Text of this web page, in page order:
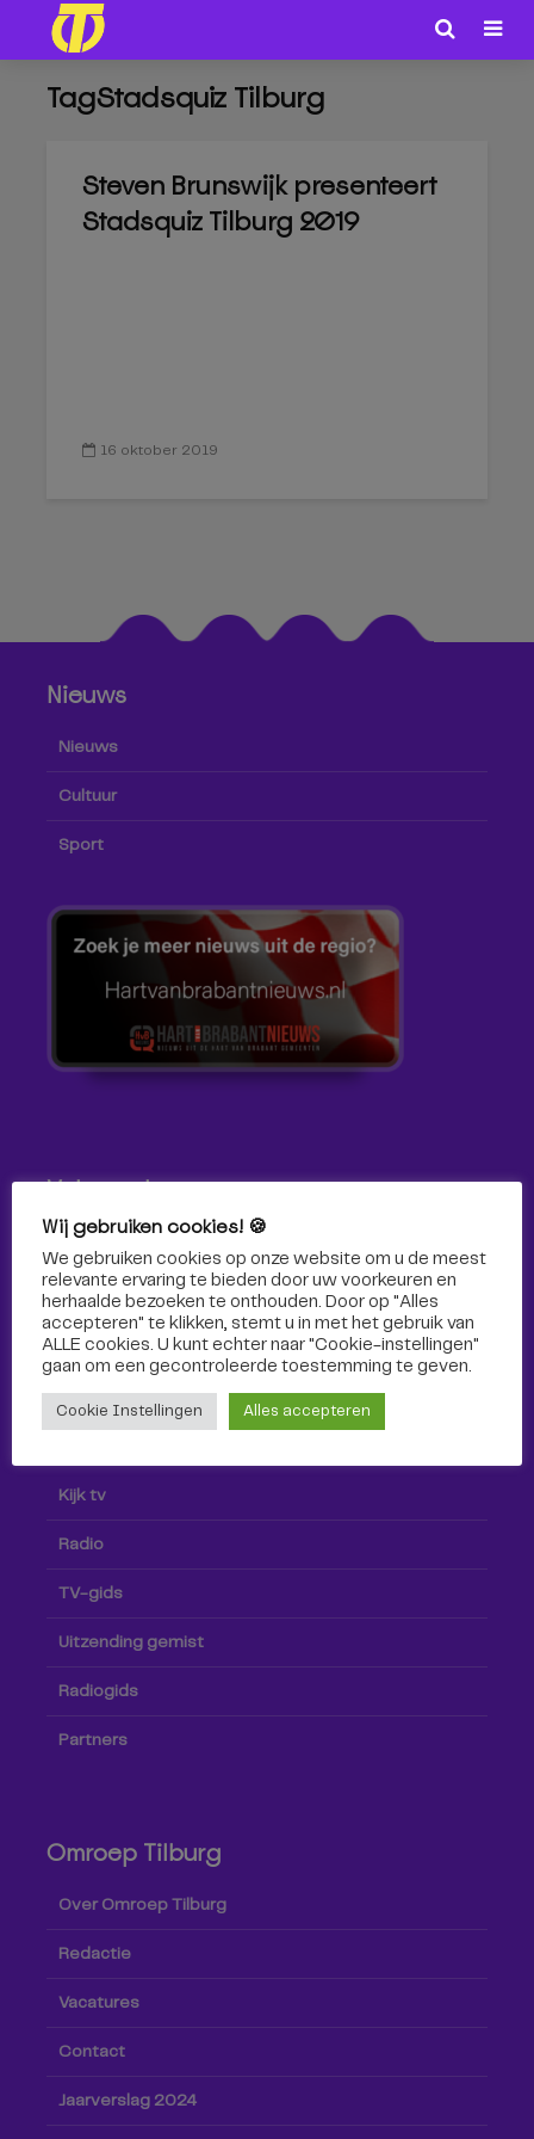
TagStadsquiz Tilburg
Steven Brunswijk presenteert
Stadsquiz Tilburg 2019
16 oktober 2019
Nieuws
Nieuws
Cultuur
Sport
Volg ons!
Volg Omroep Tilburg niet alleen hier, maar ook via social
media!
Kijk tv
Radio
TV-gids
Uitzending gemist
Radiogids
Partners
Omroep Tilburg
Over Omroep Tilburg
Redactie
Vacatures
Contact
Jaarverslag 2024
Wij gebruiken cookies! 🍪
We gebruiken cookies op onze website om u de meest
relevante ervaring te bieden door uw voorkeuren en
herhaalde bezoeken te onthouden. Door op "Alles
accepteren" te klikken, stemt u in met het gebruik van
ALLE cookies. U kunt echter naar "Cookie-instellingen"
gaan om een ​​gecontroleerde toestemming te geven.
Cookie Instellingen Alles accepteren